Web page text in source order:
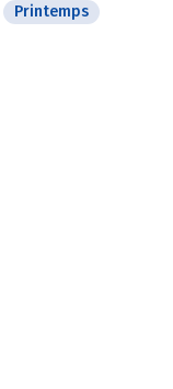
Printemps